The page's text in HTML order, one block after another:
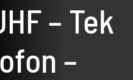
– Tek
–